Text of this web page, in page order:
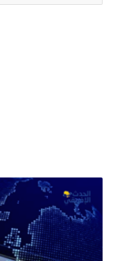
لخصم
للقضاء:
المغرب
يكتسح